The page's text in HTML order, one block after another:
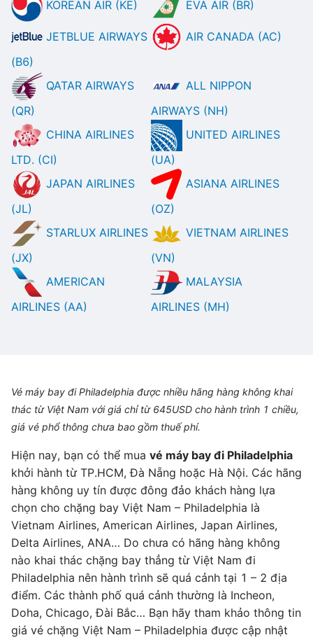
KOREAN AIR (KE) EVA AIR (BR)
JETBLUE AIRWAYS
(B6)
AIR CANADA (AC)
QATAR AIRWAYS
(QR)
ALL NIPPON
AIRWAYS (NH)
CHINA AIRLINES
LTD. (CI)
UNITED AIRLINES
(UA)
JAPAN AIRLINES
(JL)
ASIANA AIRLINES
(OZ)
STARLUX AIRLINES
(JX)
VIETNAM AIRLINES
(VN)
AMERICAN
AIRLINES (AA)
MALAYSIA
AIRLINES (MH)
Vé máy bay đi Philadelphia được nhiều hãng hàng không khai
thác từ Việt Nam với giá chỉ từ 645USD cho hành trình 1 chiều,
giá vé phổ thông chưa bao gồm thuế phí.
Hiện nay, bạn có thể mua vé máy bay đi Philadelphia
khởi hành từ TP.HCM, Đà Nẵng hoặc Hà Nội. Các hãng
hàng không uy tín được đông đảo khách hàng lựa
chọn cho chặng bay Việt Nam – Philadelphia là
Vietnam Airlines, American Airlines, Japan Airlines,
Delta Airlines, ANA… Do chưa có hãng hàng không
nào khai thác chặng bay thẳng từ Việt Nam đi
Philadelphia nên hành trình sẽ quá cảnh tại 1 – 2 địa
điểm. Các thành phố quá cảnh thường là Incheon,
Doha, Chicago, Đài Bắc… Bạn hãy tham khảo thông tin
giá vé chặng Việt Nam – Philadelphia được cập nhật